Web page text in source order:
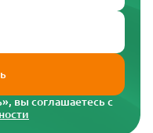
вы соглашаетесь с